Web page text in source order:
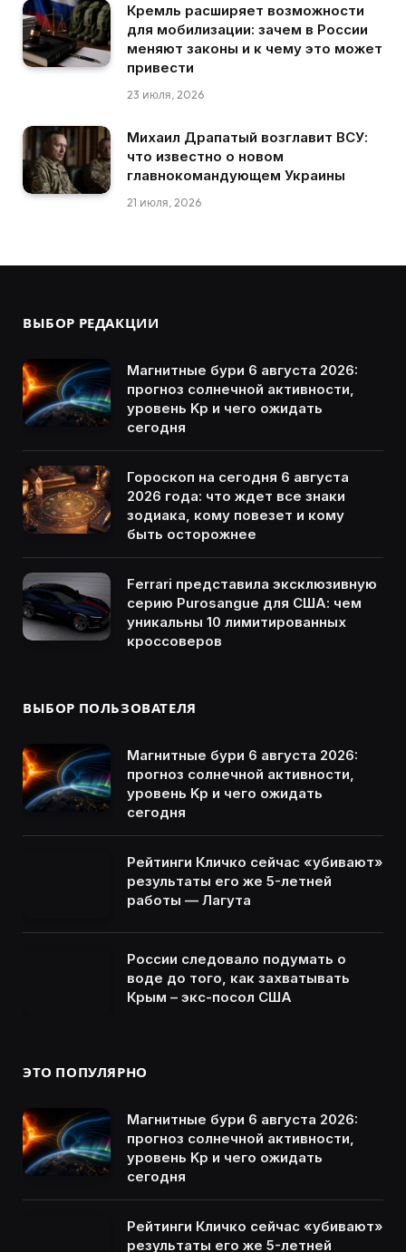
Кремль расширяет возможности
для мобилизации: зачем в России
меняют законы и к чему это может
привести
23 июля, 2026
Михаил Драпатый возглавит ВСУ:
что известно о новом
главнокомандующем Украины
21 июля, 2026
ВЫБОР РЕДАКЦИИ
Магнитные бури 6 августа 2026:
прогноз солнечной активности,
уровень Kp и чего ожидать
сегодня
Гороскоп на сегодня 6 августа
2026 года: что ждет все знаки
зодиака, кому повезет и кому
быть осторожнее
Ferrari представила эксклюзивную
серию Purosangue для США: чем
уникальны 10 лимитированных
кроссоверов
ВЫБОР ПОЛЬЗОВАТЕЛЯ
Магнитные бури 6 августа 2026:
прогноз солнечной активности,
уровень Kp и чего ожидать
сегодня
Рейтинги Кличко сейчас «убивают»
результаты его же 5-летней
работы — Лагута
России следовало подумать о
воде до того, как захватывать
Крым – экс-посол США
ЭТО ПОПУЛЯРНО
Магнитные бури 6 августа 2026:
прогноз солнечной активности,
уровень Kp и чего ожидать
сегодня
Рейтинги Кличко сейчас «убивают»
результаты его же 5-летней